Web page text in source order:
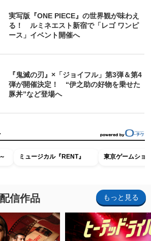
実写版『ONE PIECE』の世界観が味わえ
る！ ルミネエスト新宿で「レゴ ワンピ
ース」イベント開催へ
『鬼滅の刃』×「ジョイフル」第3弾＆第4
弾が開催決定！ “伊之助の好物を乗せた
豚丼”など登場へ
ミュージカル『RENT』 東京ゲームショ
信作品 もっと見る